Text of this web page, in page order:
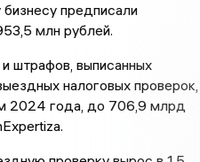
предписали
млн рублей.
штрафов, выписанных
налоговых проверок,
2024 года, до 706,9 млрд